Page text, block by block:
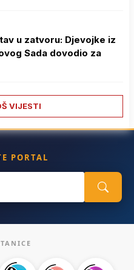
u zatvoru: Djevojke iz
Sada dovodio za
VIJESTI
PORTAL